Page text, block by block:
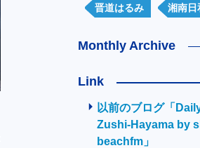
晋道はるみ 湘南日
Monthly Archive
Link
以前のブログ「
Zushi-Hayama by
beachfm」